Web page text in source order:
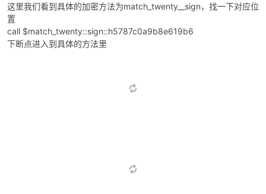
这里我们看到具体的加密方法为match_twenty__sign，找一下对应位
置
call $match_twenty::sign::h5787c0a9b8e619b6
下断点进入到具体的方法里